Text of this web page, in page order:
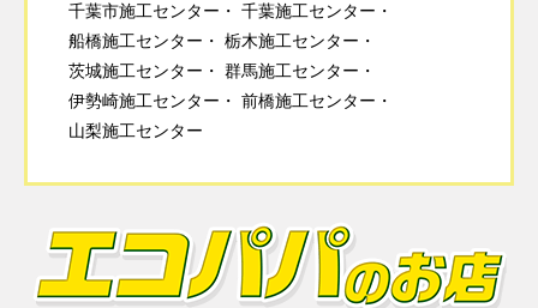
千葉市施工センター
千葉施工センター
船橋施工センター
栃木施工センター
茨城施工センター
群馬施工センター
伊勢崎施工センター
前橋施工センター
山梨施工センター